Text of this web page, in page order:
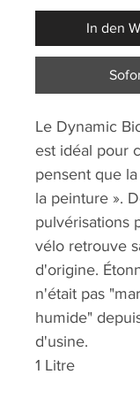
In den
Le Dynamic
est idéal pour
pensent que
la peinture ».
pulvérisations
vélo retrouve
d'origine.
n'était pas
humide"
d'usine.
1 Litre